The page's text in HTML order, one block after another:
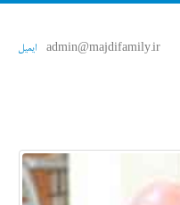
admin@majdifamily.ir ایمیل